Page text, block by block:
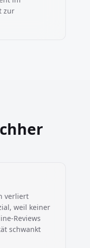
zur
verliert
weil keiner
Reviews
schwankt